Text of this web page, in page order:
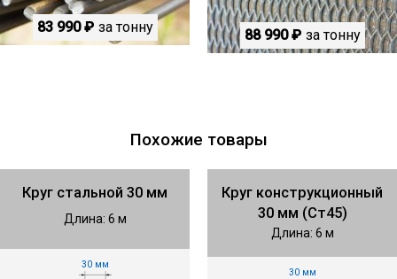
83 990 ₽ за тонну 88 990 ₽ за тонну
Похожие товары
Круг стальной 30 мм
Длина: 6 м
30 мм
Круг конструкционный
30 мм (Ст45)
Длина: 6 м
30 мм